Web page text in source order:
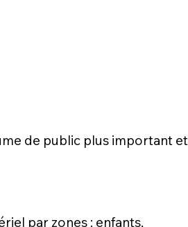
de public plus important et
par zones : enfants,